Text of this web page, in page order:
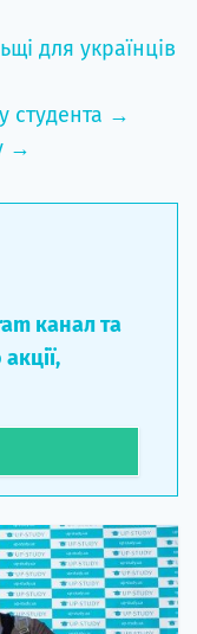
для українців
студента →
→
канал та